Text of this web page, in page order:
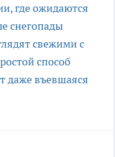
где ожидаются
снегопады
свежими с
способ
даже въевшаяся